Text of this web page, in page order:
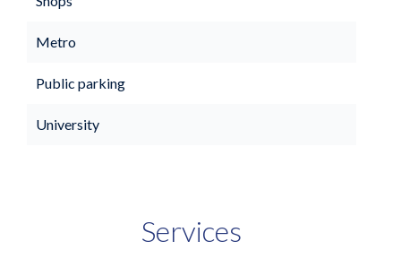
Metro
Public parking
University
Services